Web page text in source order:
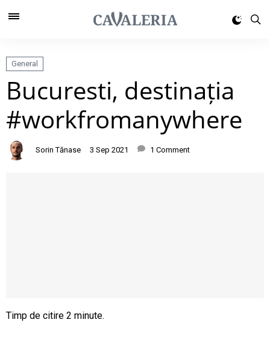
General
Bucuresti, destinația
#workfromanywhere
Sorin Tănase 3 Sep 2021 1 Comment